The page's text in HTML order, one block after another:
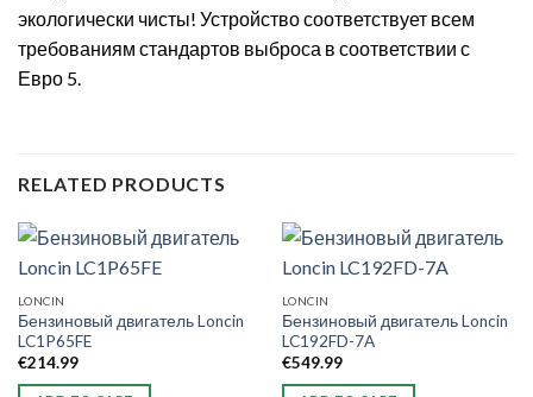
экологически чисты! Устройство соответствует всем
требованиям стандартов выброса в соответствии с
Евро 5.
RELATED PRODUCTS
LONCIN
Бензиновый двигатель Loncin
LC1P65FE
€214.99
LONCIN
Бензиновый двигатель Loncin
LC192FD-7A
€549.99